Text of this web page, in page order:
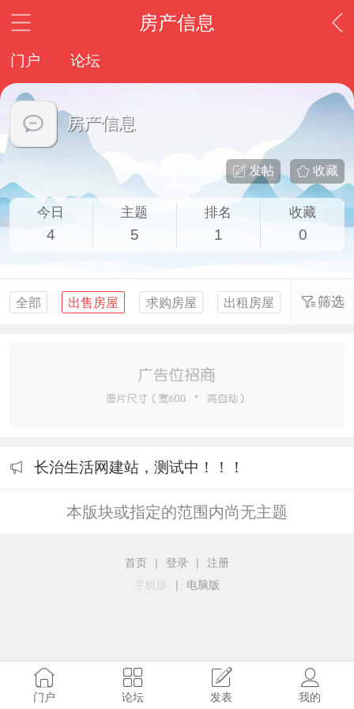
房产信息
门户 论坛
房产信息
收藏
发帖
今日
4
主题
5
排名
1
收藏
0
全部 出售房屋 求购房屋 出租房屋 求租房屋
筛选
长治生活网建站，测试中！！！
本版块或指定的范围内尚无主题
首页 | 登录 |
注册
手机版
| 电脑版
门户 论坛 发表 我的